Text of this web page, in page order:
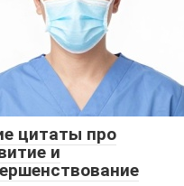
цитаты про
и